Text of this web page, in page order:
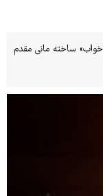
«خواب» ساخته مانی مقدم